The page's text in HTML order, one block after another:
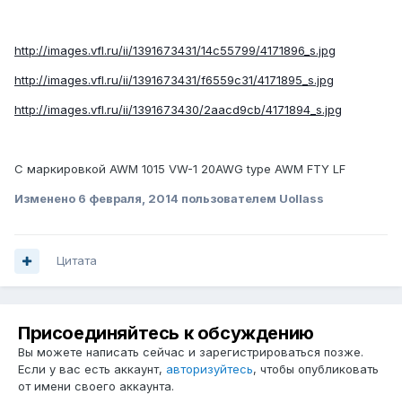
http://images.vfl.ru/ii/1391673431/14c55799/4171896_s.jpg
http://images.vfl.ru/ii/1391673431/f6559c31/4171895_s.jpg
http://images.vfl.ru/ii/1391673430/2aacd9cb/4171894_s.jpg
С маркировкой AWM 1015 VW-1 20AWG type AWM FTY LF
Изменено 6 февраля, 2014 пользователем Uollass
Цитата
Присоединяйтесь к обсуждению
Вы можете написать сейчас и зарегистрироваться позже.
Если у вас есть аккаунт, авторизуйтесь, чтобы опубликовать
от имени своего аккаунта.